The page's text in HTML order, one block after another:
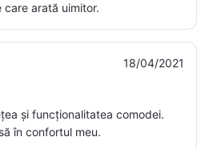
arată uimitor.
18/04/2021
și funcționalitatea comodei.
în confortul meu.